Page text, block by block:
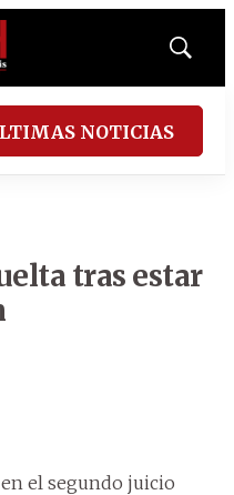
Mostrar
NOTICIAS
tras estar
el segundo juicio